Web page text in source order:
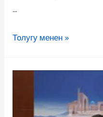
…
Толугу менен »